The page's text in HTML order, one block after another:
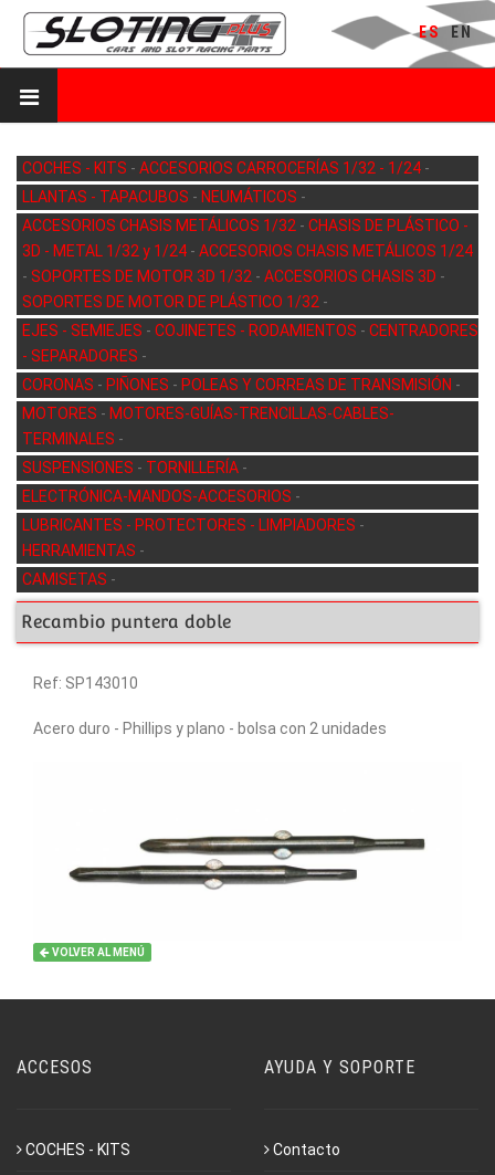
ES EN
COCHES - KITS - ACCESORIOS CARROCERÍAS 1/32 - 1/24 -
LLANTAS - TAPACUBOS - NEUMÁTICOS -
ACCESORIOS CHASIS METÁLICOS 1/32 - CHASIS DE PLÁSTICO -
3D - METAL 1/32 y 1/24 - ACCESORIOS CHASIS METÁLICOS 1/24
- SOPORTES DE MOTOR 3D 1/32 - ACCESORIOS CHASIS 3D -
SOPORTES DE MOTOR DE PLÁSTICO 1/32 -
EJES - SEMIEJES - COJINETES - RODAMIENTOS - CENTRADORES
- SEPARADORES -
CORONAS - PIÑONES - POLEAS Y CORREAS DE TRANSMISIÓN -
MOTORES - MOTORES-GUÍAS-TRENCILLAS-CABLES-
TERMINALES -
SUSPENSIONES - TORNILLERÍA -
ELECTRÓNICA-MANDOS-ACCESORIOS -
LUBRICANTES - PROTECTORES - LIMPIADORES -
HERRAMIENTAS -
CAMISETAS -
Recambio puntera doble
Ref: SP143010
Acero duro - Phillips y plano - bolsa con 2 unidades
VOLVER AL MENÚ
ACCESOS
COCHES - KITS
AYUDA Y SOPORTE
Contacto